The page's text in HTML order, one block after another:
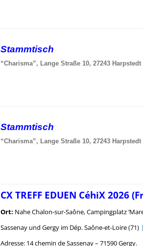
Stammtisch
“Charisma”, Lange Straße 10, 27243 Harpstedt
Stammtisch
“Charisma”, Lange Straße 10, 27243 Harpstedt
CX TREFF EDUEN CéhiX 2026
Ort: Nahe Chalon-sur-Saône, Campingplatz
Sassenay und Gergy im Dép. Saône-et-Loire (71)
Adresse: 14 chemin de Sassenay – 71590 Gergy.